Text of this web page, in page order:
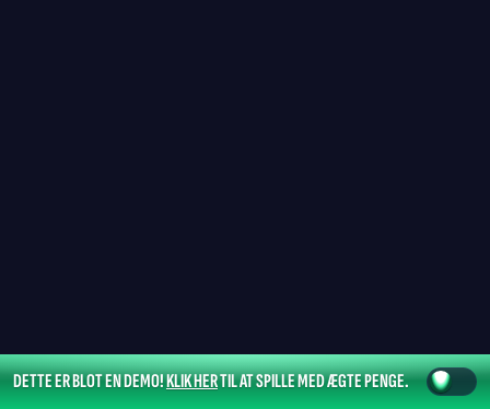
DETTE ER BLOT EN DEMO!KLIK HERTIL AT SPILLE MED ÆGTE PENGE.